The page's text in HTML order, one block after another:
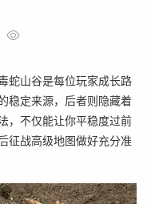
蛇山谷是每位玩家成长路
稳定来源，后者则隐藏着
，不仅能让你平稳度过前
征战高级地图做好充分准